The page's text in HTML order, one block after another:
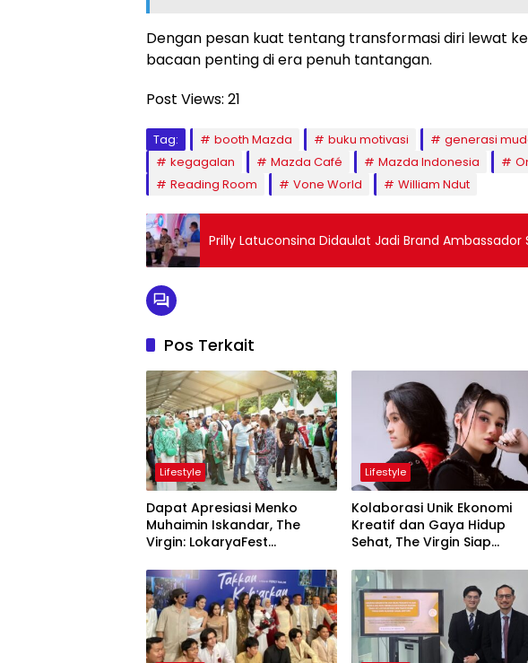
Dengan pesan kuat tentang transformasi diri lewat
bacaan penting di era penuh tantangan.
Post Views: 21
Tag: booth Mazda buku motivasi generasi
kegagalan
Mazda Café Mazda Indonesia
Reading Room
Vone World William Ndut
Prilly Latuconsina Didaulat Jadi Brand Ambassador
Pos Terkait
Lifestyle
Dapat Apresiasi Menko
Muhaimin Iskandar, The
Virgin: LokaryaFest
Pertemukan Kolaborasi Apik
Lifestyle
Kolaborasi Unik Ekonomi
Kreatif dan Gaya Hidup
Sehat, The Virgin Siap
LokaryaFest 2026